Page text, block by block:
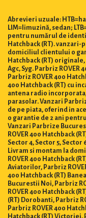
Abrevieri uzuale:
LIM=limuzină, sedan;
pentru numărul de
Hatchback (RT).
domiciliul clientului o
Hatchback (RT)
Agc, Syg. Parbriz ROVER
Parbriz ROVER 400
400 Hatchback (RT) cu
antena radio incorporata,
parasolar. Vanzari
de pe piata, oferind in
o garantie de 2 ani
Vanzari Parbrize
ROVER 400 Hatchback
Sector 4, Sector 5, Sector
Livram si montam la
ROVER 400 Hatchback
Aviatorilor, Parbriz
400 Hatchback (RT)
Bucurestii Noi, Parbriz
ROVER 400 Hatchback
(RT) Dorobanti, Parbriz
Parbriz ROVER 400